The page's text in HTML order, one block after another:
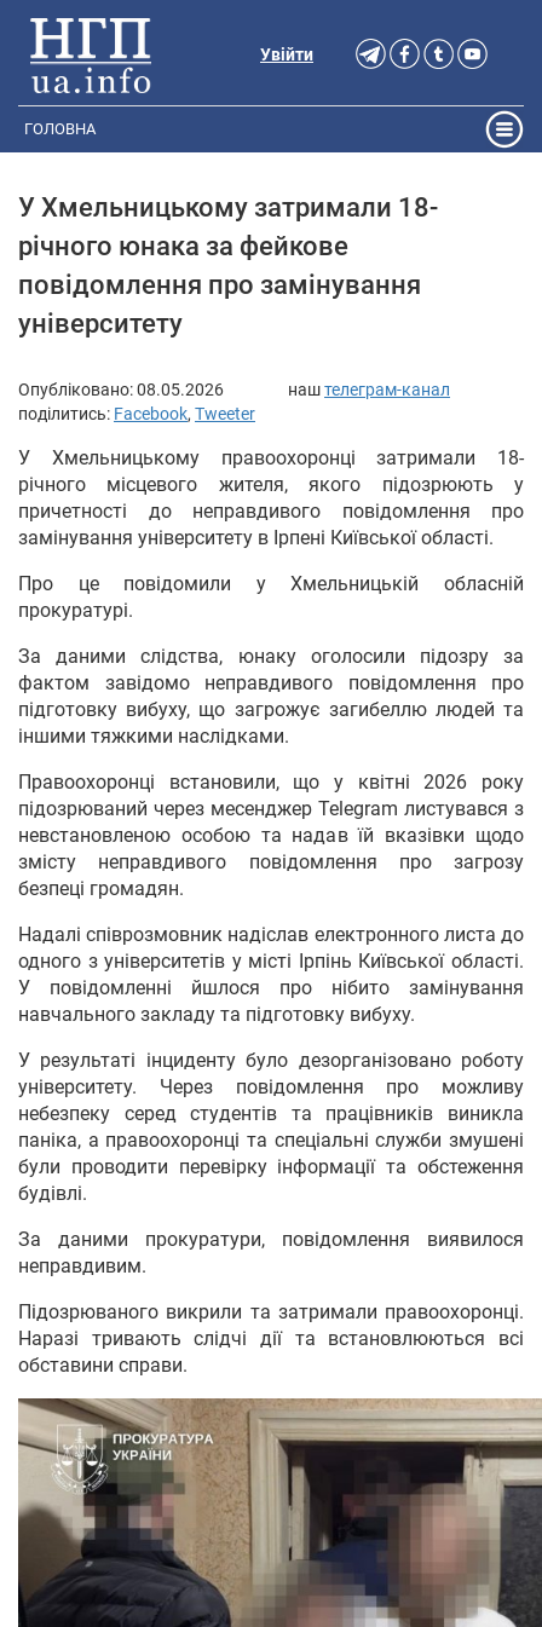
Увійти
ГОЛОВНА
У Хмельницькому затримали 18-
річного юнака за фейкове
повідомлення про замінування
університету
Опубліковано:08.05.2026 наштелеграм-канал
поділитись: Facebook, Tweeter
У Хмельницькому правоохоронці затримали 18-
річного місцевого жителя, якого підозрюють у
причетності до неправдивого повідомлення про
замінування університету в Ірпені Київської області.
Про це повідомили у Хмельницькій обласній
прокуратурі.
За даними слідства, юнаку оголосили підозру за
фактом завідомо неправдивого повідомлення про
підготовку вибуху, що загрожує загибеллю людей та
іншими тяжкими наслідками.
Правоохоронці встановили, що у квітні 2026 року
підозрюваний через месенджер Telegram листувався з
невстановленою особою та надав їй вказівки щодо
змісту неправдивого повідомлення про загрозу
безпеці громадян.
Надалі співрозмовник надіслав електронного листа до
одного з університетів у місті Ірпінь Київської області.
У повідомленні йшлося про нібито замінування
навчального закладу та підготовку вибуху.
У результаті інциденту було дезорганізовано роботу
університету. Через повідомлення про можливу
небезпеку серед студентів та працівників виникла
паніка, а правоохоронці та спеціальні служби змушені
були проводити перевірку інформації та обстеження
будівлі.
За даними прокуратури, повідомлення виявилося
неправдивим.
Підозрюваного викрили та затримали правоохоронці.
Наразі тривають слідчі дії та встановлюються всі
обставини справи.